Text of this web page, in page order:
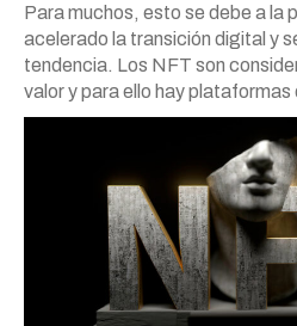
Para muchos, esto se debe a la
acelerado la transición digital y
tendencia. Los NFT son
valor y para ello hay plataformas